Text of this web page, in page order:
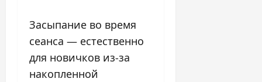
Засыпание во время
сеанса — естественно
для новичков из-за
накопленной